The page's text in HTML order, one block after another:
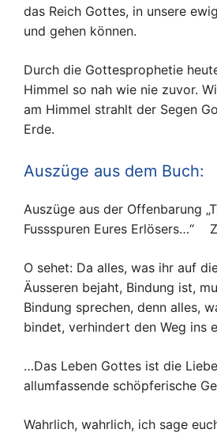
das Reich Gottes, in unsere
und gehen können.
Durch die Gottesprophetie
Himmel so nah wie nie zuvor.
am Himmel strahlt der Segen
Erde.
Auszüge aus dem Buch:
Auszüge aus der Offenbarung
Fussspuren Eures Erlösers…“
O sehet: Da alles, was ihr auf
Äusseren bejaht, Bindung ist,
Bindung sprechen, denn alles,
bindet, verhindert den Weg ins
…Das Leben Gottes ist die
allumfassende schöpferische
Wahrlich, wahrlich, ich sage